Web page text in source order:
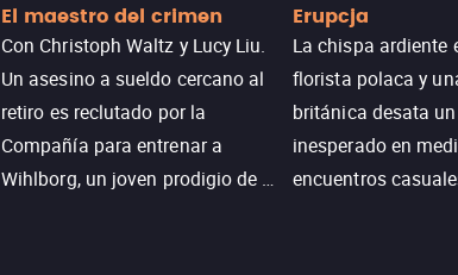
El maestro del crimen
Con Christoph Waltz y Lucy Liu.
Un asesino a sueldo cercano al
retiro es reclutado por la
Compañía para entrenar a
Wihlborg, un joven prodigio de la
Erupcja
La chispa ardiente
florista polaca y
británica desata
inesperado en
encuentros